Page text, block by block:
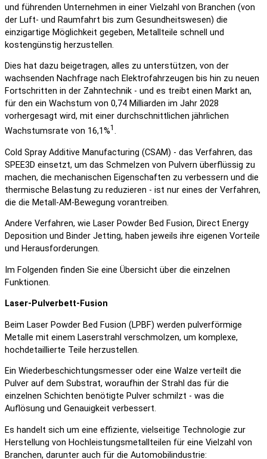
und führenden Unternehmen in einer Vielzahl von Branchen (von
der Luft- und Raumfahrt bis zum Gesundheitswesen) die
einzigartige Möglichkeit gegeben, Metallteile schnell und
kostengünstig herzustellen.
Dies hat dazu beigetragen, alles zu unterstützen, von der
wachsenden Nachfrage nach Elektrofahrzeugen bis hin zu neuen
Fortschritten in der Zahntechnik - und es treibt einen Markt an,
für den ein Wachstum von 0,74 Milliarden im Jahr 2028
vorhergesagt wird, mit einer durchschnittlichen jährlichen
Wachstumsrate von 16,1%1 .
Cold Spray Additive Manufacturing (CSAM) - das Verfahren, das
SPEE3D einsetzt, um das Schmelzen von Pulvern überflüssig zu
machen, die mechanischen Eigenschaften zu verbessern und die
thermische Belastung zu reduzieren - ist nur eines der Verfahren,
die die Metall-AM-Bewegung vorantreiben.
Andere Verfahren, wie Laser Powder Bed Fusion, Direct Energy
Deposition und Binder Jetting, haben jeweils ihre eigenen Vorteile
und Herausforderungen.
Im Folgenden finden Sie eine Übersicht über die einzelnen
Funktionen.
Laser-Pulverbett-Fusion
Beim Laser Powder Bed Fusion (LPBF) werden pulverförmige
Metalle mit einem Laserstrahl verschmolzen, um komplexe,
hochdetaillierte Teile herzustellen.
Ein Wiederbeschichtungsmesser oder eine Walze verteilt die
Pulver auf dem Substrat, woraufhin der Strahl das für die
einzelnen Schichten benötigte Pulver schmilzt - was die
Auflösung und Genauigkeit verbessert.
Es handelt sich um eine effiziente, vielseitige Technologie zur
Herstellung von Hochleistungsmetallteilen für eine Vielzahl von
Branchen, darunter auch für die Automobilindustrie: